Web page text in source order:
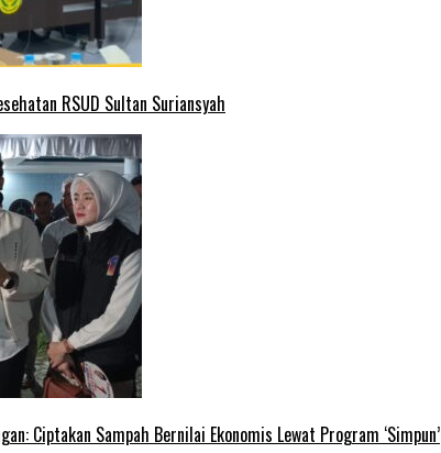
RSUD Sultan Suriansyah
Ciptakan Sampah Bernilai Ekonomis Lewat Program ‘Simpun’